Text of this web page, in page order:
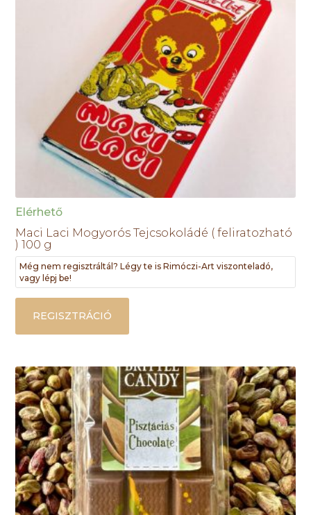
Elérhető
Maci Laci Mogyorós Tejcsokoládé ( feliratozható
) 100 g
Még nem regisztráltál? Légy te is Rimóczi-Art viszonteladó,
vagy lépj be!
REGISZTRÁCIÓ